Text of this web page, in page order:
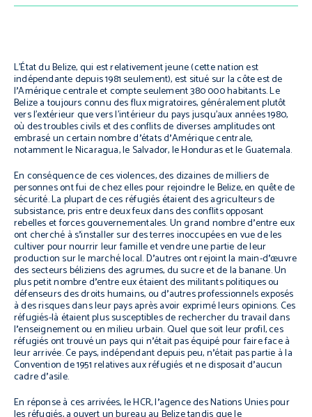
L’État du Belize, qui est relativement jeune (cette nation est
indépendante depuis 1981 seulement), est situé sur la côte est de
l’Amérique centrale et compte seulement 380 000 habitants. Le
Belize a toujours connu des flux migratoires, généralement plutôt
vers l’extérieur que vers l’intérieur du pays jusqu’aux années 1980,
où des troubles civils et des conflits de diverses amplitudes ont
embrasé un certain nombre d’états d’Amérique centrale,
notamment le Nicaragua, le Salvador, le Honduras et le Guatemala.
En conséquence de ces violences, des dizaines de milliers de
personnes ont fui de chez elles pour rejoindre le Belize, en quête de
sécurité. La plupart de ces réfugiés étaient des agriculteurs de
subsistance, pris entre deux feux dans des conflits opposant
rebelles et forces gouvernementales. Un grand nombre d’entre eux
ont cherché à s’installer sur des terres inoccupées en vue de les
cultiver pour nourrir leur famille et vendre une partie de leur
production sur le marché local. D’autres ont rejoint la main-d’œuvre
des secteurs béliziens des agrumes, du sucre et de la banane. Un
plus petit nombre d’entre eux étaient des militants politiques ou
défenseurs des droits humains, ou d’autres professionnels exposés
à des risques dans leur pays après avoir exprimé leurs opinions. Ces
réfugiés-là étaient plus susceptibles de rechercher du travail dans
l’enseignement ou en milieu urbain. Quel que soit leur profil, ces
réfugiés ont trouvé un pays qui n’était pas équipé pour faire face à
leur arrivée. Ce pays, indépendant depuis peu, n’était pas partie à la
Convention de 1951 relatives aux réfugiés et ne disposait d’aucun
cadre d’asile.
En réponse à ces arrivées, le HCR, l’agence des Nations Unies pour